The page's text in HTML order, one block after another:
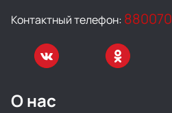
Контактный телефон:
О нас